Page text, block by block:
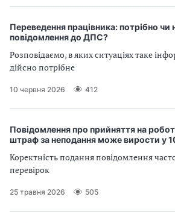
Переведення працівника: потрібно чи
повідомлення до ДПС?
Розповідаємо, в яких ситуаціях таке
дійсно потрібне
10 червня 2026 412
Повідомлення про прийняття на
штраф за неподання може вирости у
Коректність подання повідомлення
перевірок
25 травня 2026 505